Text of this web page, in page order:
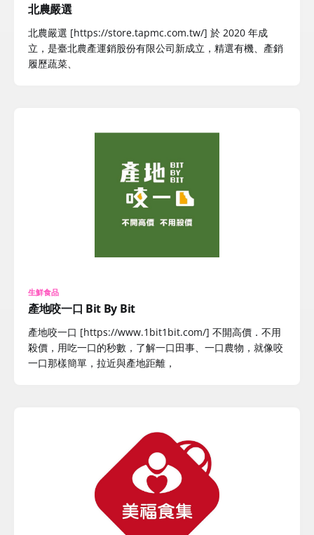
北農嚴選
北農嚴選 [https://store.tapmc.com.tw/] 於 2020 年成
立，是臺北農產運銷股份有限公司新成立，精選有機、產銷
履歷蔬菜、
生鮮食品
產地咬一口 Bit By Bit
產地咬一口 [https://www.1bit1bit.com/] 不開高價．不用
殺價，用吃一口的秒數，了解一口田事、一口農物，就像咬
一口那樣簡單，拉近與產地距離，